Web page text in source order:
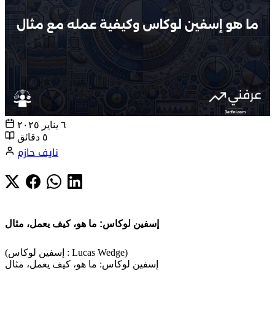
٦ يناير ٢٠٢٥
٥ دقائق
نايف حازم
إسفين لوكاس: ما هو، كيف يعمل، مثال
(إسفين لوكاس : Lucas Wedge)
إسفين لوكاس: ما هو، كيف يعمل، مثال